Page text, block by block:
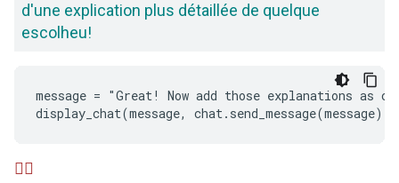
d'une explication plus détaillée de quelque
escolheu!
message = "Great! Now add those explanations as
🙋‍♂️